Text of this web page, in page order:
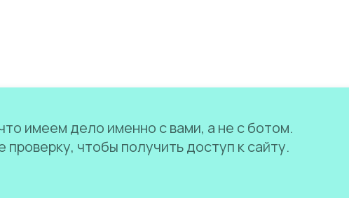
имеем дело именно с вами, а не с ботом.
чтобы получить доступ к сайту.